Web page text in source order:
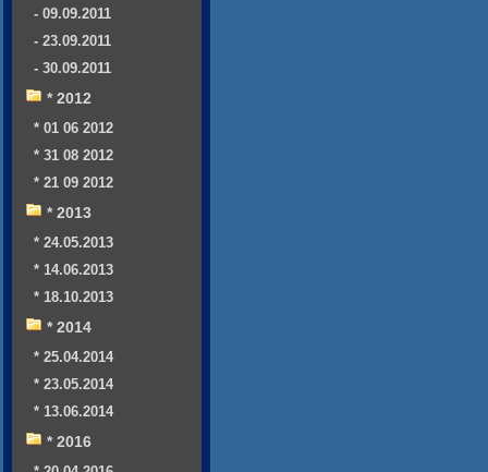
- 09.09.2011
- 23.09.2011
- 30.09.2011
* 2012
* 01 06 2012
* 31 08 2012
* 21 09 2012
* 2013
* 24.05.2013
* 14.06.2013
* 18.10.2013
* 2014
* 25.04.2014
* 23.05.2014
* 13.06.2014
* 2016